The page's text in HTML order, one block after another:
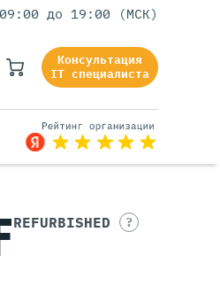
до 19:00 (МСК)
Консультация
IT специалиста
REFURBISHED ?